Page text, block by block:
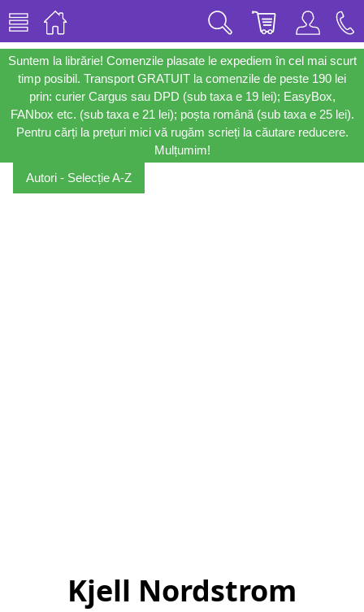
Suntem la librărie! Comenzile plasate le expediem în cel mai scurt
timp posibil. Transport GRATUIT la comenzile de peste 190 lei
prin: curier Cargus sau DPD (sub taxa e 19 lei); EasyBox,
FANbox etc. (sub taxa e 21 lei); poșta română (sub taxa e 25 lei).
Pentru cărți la prețuri mici vă rugăm scrieți la căutare reducere.
Mulțumim!
Autori - Selecție A-Z
Kjell Nordstrom